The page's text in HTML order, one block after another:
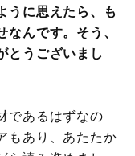
うに思えたら、も
んです。そう、
うございまし
であるはずなの
もあり、あたたか